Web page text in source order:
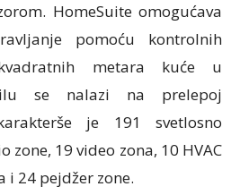
HomeSuite omogućava
pomoću kontrolnih
metara kuće u
se nalazi na prelepoj
je 191 svetlosno
zone, 19 video zona, 10 HVAC
i 24 pejdžer zone.